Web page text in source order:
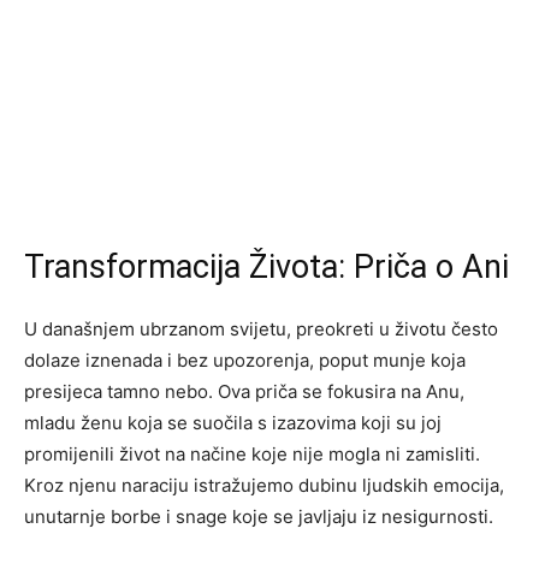
Transformacija Života: Priča o Ani
U današnjem ubrzanom svijetu, preokreti u životu često
dolaze iznenada i bez upozorenja, poput munje koja
presijeca tamno nebo. Ova priča se fokusira na Anu,
mladu ženu koja se suočila s izazovima koji su joj
promijenili život na načine koje nije mogla ni zamisliti.
Kroz njenu naraciju istražujemo dubinu ljudskih emocija,
unutarnje borbe i snage koje se javljaju iz nesigurnosti.